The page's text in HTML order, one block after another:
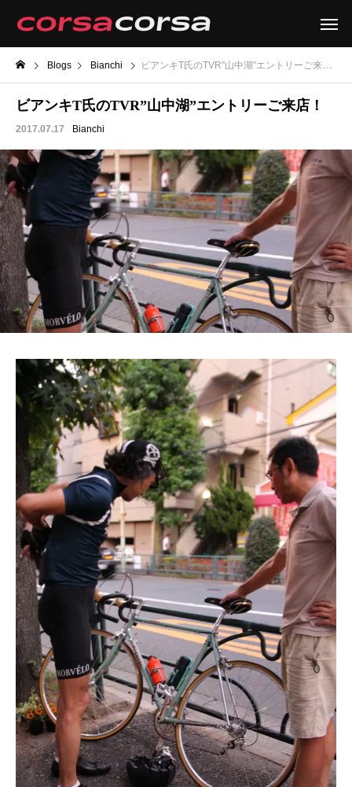
Blogs Bianchi ビアンキT氏のTVR”山中湖”エントリーご来店！
ビアンキT氏のTVR”山中湖”エントリーご来店！
2017.07.17 Bianchi